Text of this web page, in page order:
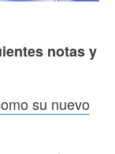
notas y
su nuevo